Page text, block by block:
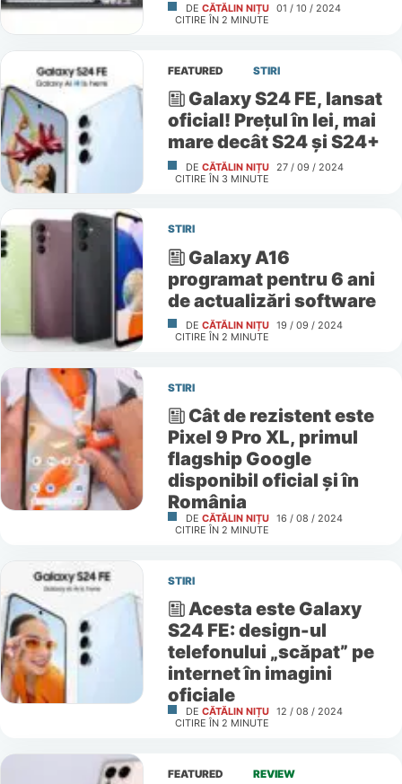
DE CĂTĂLIN NIȚU 01 / 10 / 2024
CITIRE ÎN 2 MINUTE
FEATURED STIRI
Galaxy S24 FE, lansat
oficial! Prețul în lei, mai
mare decât S24 și S24+
DE CĂTĂLIN NIȚU
27 / 09 / 2024
CITIRE ÎN 3 MINUTE
STIRI
Galaxy A16
programat pentru 6 ani
de actualizări software
DE CĂTĂLIN NIȚU 19 / 09 / 2024
CITIRE ÎN 2 MINUTE
STIRI
Cât de rezistent este
Pixel 9 Pro XL, primul
flagship Google
disponibil oficial și în
România
DE CĂTĂLIN NIȚU 16 / 08 / 2024
CITIRE ÎN 2 MINUTE
STIRI
Acesta este Galaxy
S24 FE: design-ul
telefonului „scăpat” pe
internet în imagini
oficiale
DE CĂTĂLIN NIȚU 12 / 08 / 2024
CITIRE ÎN 2 MINUTE
FEATURED
REVIEW